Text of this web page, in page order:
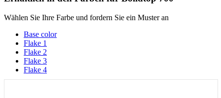
Wählen Sie Ihre Farbe und fordern Sie ein Muster an
Base color
Flake 1
Flake 2
Flake 3
Flake 4